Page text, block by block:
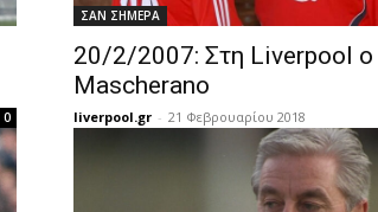
0
ΣΑΝ ΣΗΜΕΡΑ
20/2/2007: Στη Liverpool ο
Mascherano
liverpool.gr - 21 Φεβρουαρίου 2018